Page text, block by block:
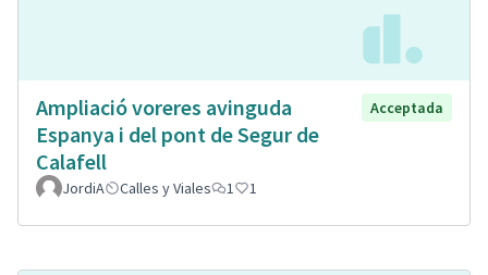
Ampliació voreres avinguda
Espanya i del pont de Segur de
Calafell
Acceptada
JordiA Calles y Viales 1 1